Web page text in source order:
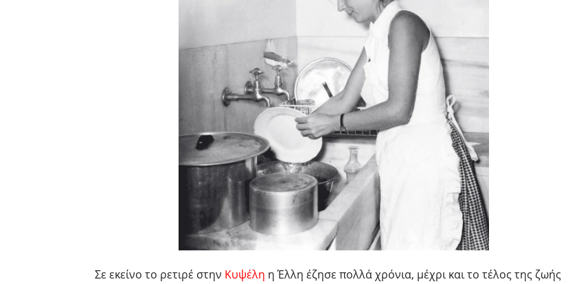
Σε εκείνο το ρετιρέ στην Κυψέλη η Έλλη έζησε πολλά χρόνια, μέχρι και το τέλος της ζωής